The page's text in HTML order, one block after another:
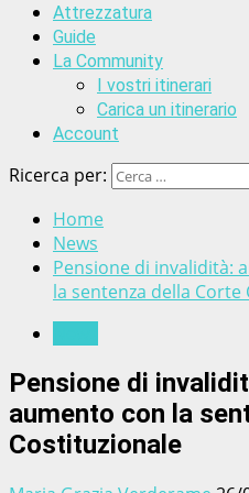
Attrezzatura
Guide
La Community
I vostri itinerari
Carica un itinerario
Account
Ricerca per:
Home
News
Pensione di invalidità:
la sentenza della
Pensione di
aumento con la
Costituzionale